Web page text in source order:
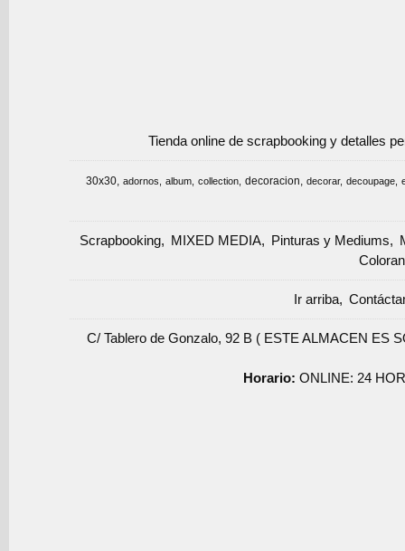
Tienda online de scrapbooking y detalles
30x30 adornos album collection decoracion decorar decoupage
Scrapbooking MIXED MEDIA Pinturas y Mediums
Ir arriba
C/ Tablero de Gonzalo, 92 B ( ESTE ALMACEN ES
Horario:ONLINE: 24